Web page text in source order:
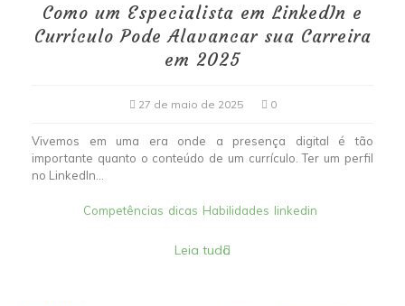
Como um Especialista em LinkedIn e
Currículo Pode Alavancar sua Carreira
em 2025
27 de maio de 2025 0
Vivemos em uma era onde a presença digital é tão
importante quanto o conteúdo de um currículo. Ter um perfil
no LinkedIn...
Competências dicas Habilidades linkedin
Leia tudo